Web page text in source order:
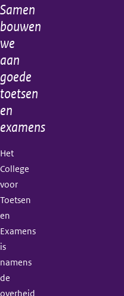
Algemene
informatie
Samen
bouwen
we
aan
goede
toetsen
en
examens
Het
College
voor
Toetsen
en
Examens
is
namens
de
overheid